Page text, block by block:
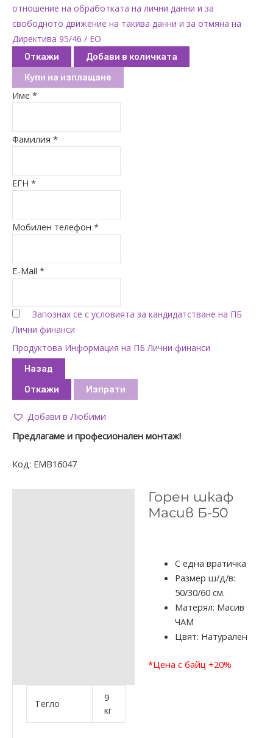
отношение на обработката на лични данни и за
свободното движение на такива данни и за отмяна на
Директива 95/46 / ЕО
Откажи
Добави в количката
Купи на изплащане
Име *
Фамилия *
ЕГН *
Мобилен телефон *
E-Mail *
Запознах се с условията за кандидатстване на ПБ
Лични финанси
Продуктова Информация на ПБ Лични финанси
Назад
Откажи
Изпрати
Добави в Любими
Предлагаме и професионален монтаж!
Код: EMB16047
Горен шкаф
Масив Б-50
С една вратичка
Размер ш/д/в:
50/30/60 см.
Матерял: Масив
ЧАМ
Цвят: Натурален
*Цена с байц +20%
Тегло
9
кг